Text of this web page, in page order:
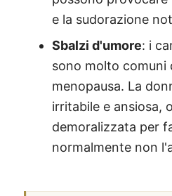
e la sudorazione
Sbalzi d'umore: i
sono molto comuni
menopausa. La
irritabile e ansiosa,
demoralizzata per
normalmente non